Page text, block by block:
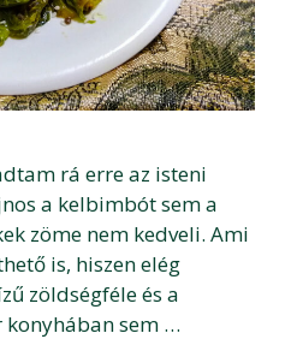
rá erre az isteni
a kelbimbót sem a
zöme nem kedveli. Ami
is, hiszen elég
zöldségféle és a
sem …